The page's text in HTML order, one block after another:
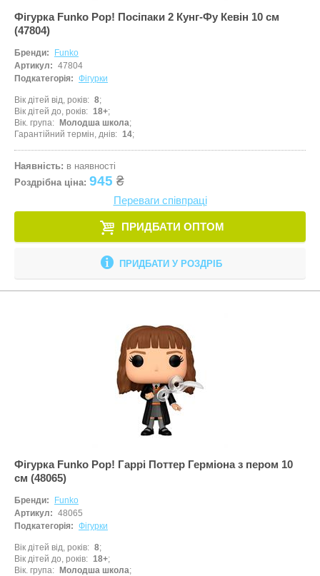
Фігурка Funko Pop! Посіпаки 2 Кунг-Фу Кевін 10 см
(47804)
Бренди:
Funko
Артикул: 47804
Подкатегорія: Фігурки
Вік дітей від, років
8
Вік дітей до, років
18+
Вік. група
Молодша школа
Гарантійний термін, днів
14
Наявність: в наявності
Роздрібна ціна: 945 ₴
Переваги співпраці
ПРИДБАТИ ОПТОМ
ПРИДБАТИ У РОЗДРІБ
Фігурка Funko Pop! Гаррі Поттер Герміона з пером 10
см (48065)
Бренди:
Funko
Артикул: 48065
Подкатегорія: Фігурки
Вік дітей від, років
8
Вік дітей до, років
18+
Вік. група
Молодша школа